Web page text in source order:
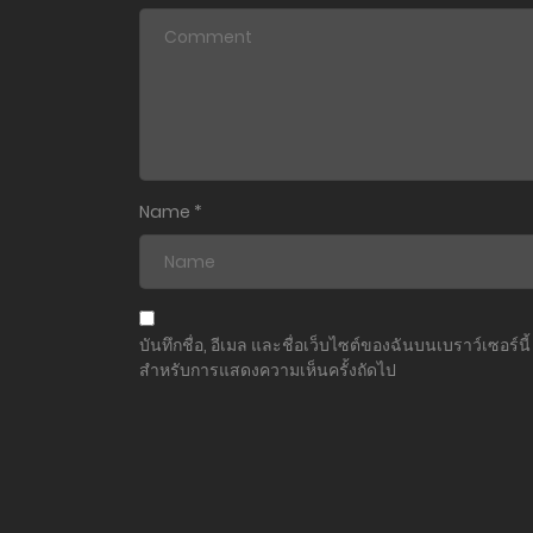
ตอนที่ 189
ตอนที่ 188
ตอนที่ 187
Name *
บันทึกชื่อ, อีเมล และชื่อเว็บไซต์ของฉันบนเบราว์เซอร์นี้
สำหรับการแสดงความเห็นครั้งถัดไป